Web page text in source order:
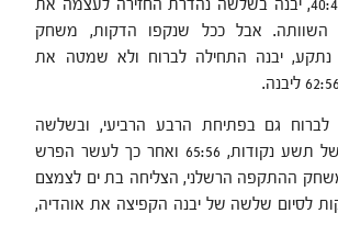
בת ים עלתה ליתרון 40:41, יבנה בשלשה נהדרת החזירה לעצמה את
השוותה. אבל ככל שנקפו הדקות, משחק
יבנה התחילה לברוח ולא שמטה את
לברוח גם בפתיחת הרבע הרביעי, ובשלשה
מצוינת עלתה ליתרון של תשע נקודות, 65:56 ואחר כך לעשר הפרש
ומשחק ההתקפה הרשלני, הצליחה בת ים לצמצם
68:62. 4 דקות לסיום שלשה של יבנה הקפיצה את אוהדיה,